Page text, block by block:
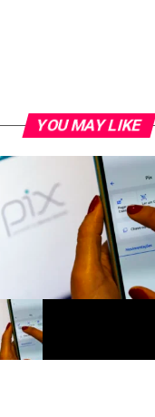
YOU MAY LIKE